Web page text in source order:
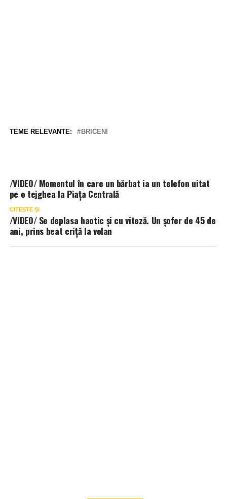
TEME RELEVANTE: BRICENI
/VIDEO/ Momentul în care un bărbat ia un telefon uitat
pe o tejghea la Piața Centrală
CITEȘTE ȘI
/VIDEO/ Se deplasa haotic și cu viteză. Un șofer de 45 de
ani, prins beat criță la volan